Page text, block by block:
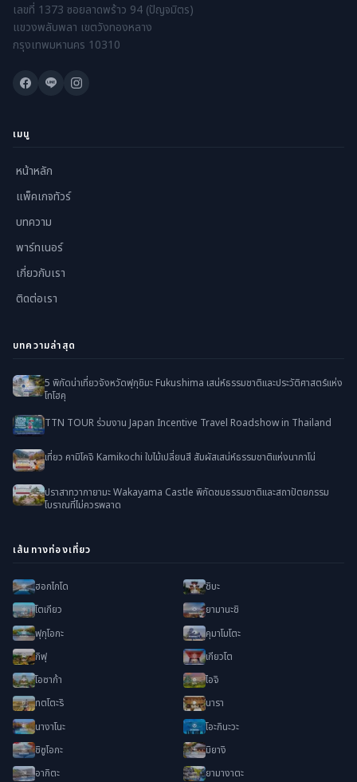
เลขที่ 1373 ซอยลาดพร้าว 94 (ปัญจมิตร)
แขวงพลับพลา เขตวังทองหลาง
กรุงเทพมหานคร 10310
เมนู
หน้าหลัก
แพ็คเกจทัวร์
บทความ
พาร์ทเนอร์
เกี่ยวกับเรา
ติดต่อเรา
บทความล่าสุด
5 พิกัดน่าเที่ยวจังหวัดฟุกุชิมะ Fukushima เสน่ห์ธรรมชาติและประวัติศาสตร์แห่ง
โทโฮคุ
TTN TOUR ร่วมงาน Japan Incentive Travel Roadshow in Thailand
เที่ยว คามิโคจิ Kamikochi ใบไม้เปลี่ยนสี สัมผัสเสน่ห์ธรรมชาติแห่งนากาโน่
ปราสาทวากายามะ Wakayama Castle พิกัดชมธรรมชาติและสถาปัตยกรรม
โบราณที่ไม่ควรพลาด
เส้นทางท่องเที่ยว
ฮอกไกโด
ชิบะ
โตเกียว
ยามานะชิ
ฟุกุโอกะ
คุมาโมโตะ
กิฟุ
เกียวโต
โอซาก้า
ไอจิ
ทตโตะริ
นารา
นางาโนะ
โอะกินะวะ
ชิซูโอกะ
มิยางิ
อากิตะ
ยามางาตะ